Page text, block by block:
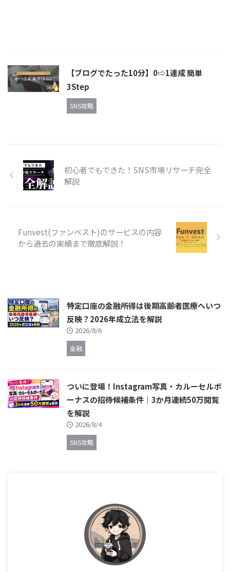
【ブログでたった10分】0⇨1達成 簡単
3Step
SNS攻略
初心者でもできた！SNS市場リサーチ完全
解説
Funvest(ファンベスト)のサービスの内容
から過去の実績まで徹底解説！
特定口座の金融所得は後期高齢者医療へいつ
反映？2026年成立法を解説
2026/8/6
金融
ついに登場！Instagram写真・カルーセルボ
ーナスの招待候補条件｜3か月連続50万閲覧
を解説
2026/8/4
SNS攻略